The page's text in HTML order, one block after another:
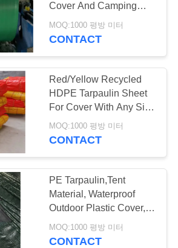
접히는 천막
22
영 천막
Cover And Camping
Tent Fabric Material
MOQ:1000 평방 미터
CONTACT
Red/Yellow Recycled
HDPE Tarpaulin Sheet
For Cover With Any Size
As Request
MOQ:1000 평방 미터
CONTACT
PE Tarpaulin,Tent
Material, Waterproof
Outdoor Plastic Cover,
Blue Poly Tarp
MOQ:1000 평방 미터
CONTACT